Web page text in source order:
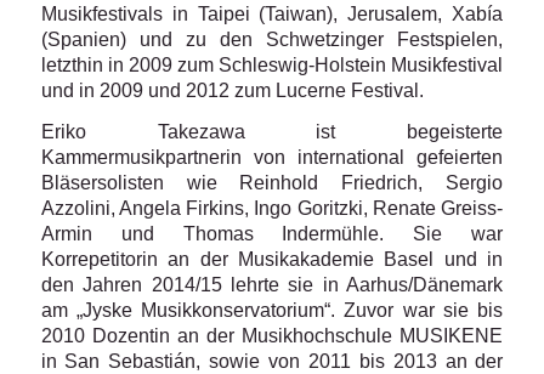
Musikfestivals in Taipei (Taiwan), Jerusalem, Xabía
(Spanien) und zu den Schwetzinger Festspielen,
letzthin in 2009 zum Schleswig-Holstein Musikfestival
und in 2009 und 2012 zum Lucerne Festival.
Eriko Takezawa ist begeisterte
Kammermusikpartnerin von international gefeierten
Bläsersolisten wie Reinhold Friedrich, Sergio
Azzolini, Angela Firkins, Ingo Goritzki, Renate Greiss-
Armin und Thomas Indermühle. Sie war
Korrepetitorin an der Musikakademie Basel und in
den Jahren 2014/15 lehrte sie in Aarhus/Dänemark
am „Jyske Musikkonservatorium“. Zuvor war sie bis
2010 Dozentin an der Musikhochschule MUSIKENE
in San Sebastián, sowie von 2011 bis 2013 an der